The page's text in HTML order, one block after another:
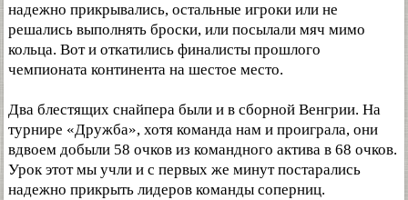
надежно прикрывались, остальные игроки или не
решались выполнять броски, или посылали мяч мимо
кольца. Вот и откатились финалисты прошлого
чемпионата континента на шестое место.
Два блестящих снайпера были и в сборной Венгрии. На
турнире «Дружба», хотя команда нам и проиграла, они
вдвоем добыли 58 очков из командного актива в 68 очков.
Урок этот мы учли и с первых же минут постарались
надежно прикрыть лидеров команды соперниц.